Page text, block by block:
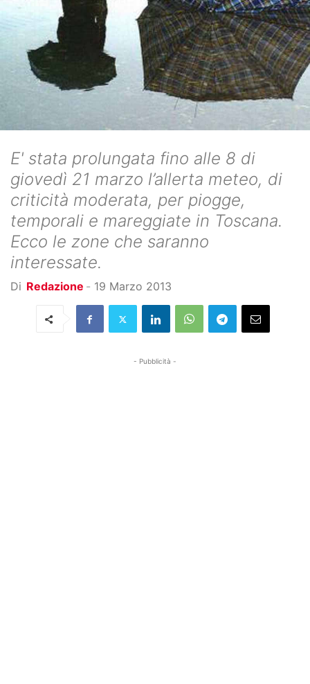
E' stata prolungata fino alle 8 di
giovedì 21 marzo l’allerta meteo, di
criticità moderata, per piogge,
temporali e mareggiate in Toscana.
Ecco le zone che saranno
interessate.
Di Redazione - 19 Marzo 2013
- Pubblicità -